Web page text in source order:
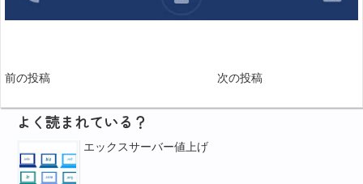
前の投稿 次の投稿
よく読まれている？
エックスサーバー値上げ